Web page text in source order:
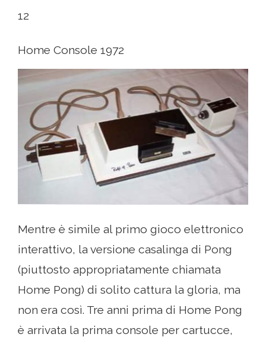
12
Home Console 1972
Mentre è simile al primo gioco elettronico
interattivo, la versione casalinga di Pong
(piuttosto appropriatamente chiamata
Home Pong) di solito cattura la gloria, ma
non era così. Tre anni prima di Home Pong
è arrivata la prima console per cartucce,